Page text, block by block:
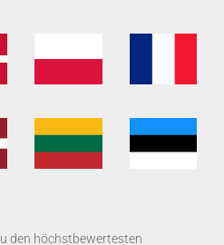
den höchstbewertesten